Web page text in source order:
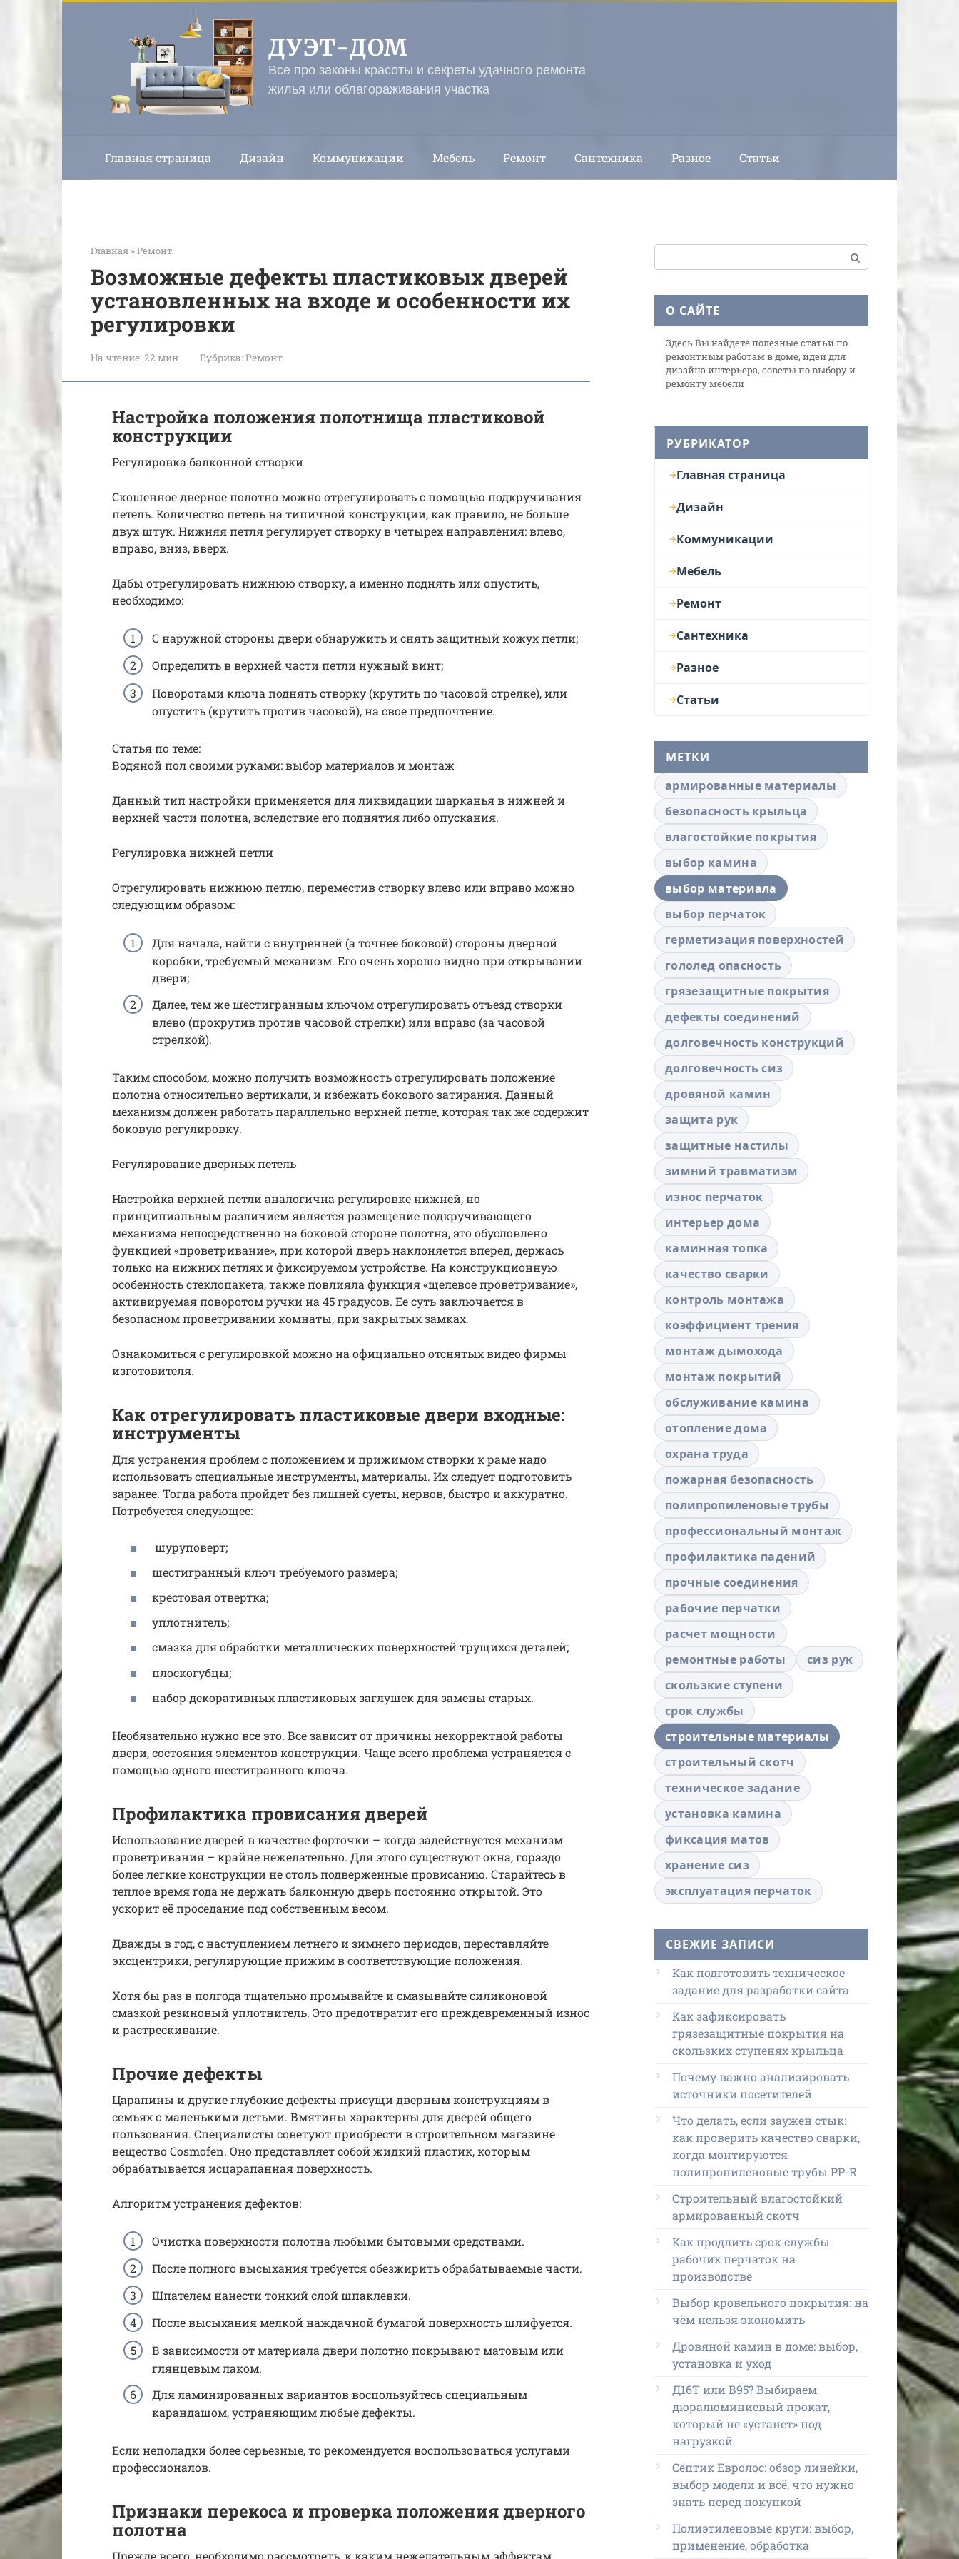
ДУЭТ-ДОМ
Все про законы красоты и секреты удачного ремонта
жилья или облагораживания участка
Главная страница Дизайн Коммуникации Мебель Ремонт Сантехника Разное Статьи
Главная »Ремонт
Возможные дефекты пластиковых дверей
установленных на входе и особенности их
регулировки
На чтение:22 мин Рубрика:Ремонт
Настройка положения полотнища пластиковой
конструкции
Регулировка балконной створки
Скошенное дверное полотно можно отрегулировать с помощью подкручивания
петель. Количество петель на типичной конструкции, как правило, не больше
двух штук. Нижняя петля регулирует створку в четырех направления: влево,
вправо, вниз, вверх.
Дабы отрегулировать нижнюю створку, а именно поднять или опустить,
необходимо:
С наружной стороны двери обнаружить и снять защитный кожух петли;
Определить в верхней части петли нужный винт;
Поворотами ключа поднять створку (крутить по часовой стрелке), или
опустить (крутить против часовой), на свое предпочтение.
Статья по теме:
Водяной пол своими руками: выбор материалов и монтаж
Данный тип настройки применяется для ликвидации шарканья в нижней и
верхней части полотна, вследствие его поднятия либо опускания.
Регулировка нижней петли
Отрегулировать нижнюю петлю, переместив створку влево или вправо можно
следующим образом:
Для начала, найти с внутренней (а точнее боковой) стороны дверной
коробки, требуемый механизм. Его очень хорошо видно при открывании
двери;
Далее, тем же шестигранным ключом отрегулировать отъезд створки
влево (прокрутив против часовой стрелки) или вправо (за часовой
стрелкой).
Таким способом, можно получить возможность отрегулировать положение
полотна относительно вертикали, и избежать бокового затирания. Данный
механизм должен работать параллельно верхней петле, которая так же содержит
боковую регулировку.
Регулирование дверных петель
Настройка верхней петли аналогична регулировке нижней, но
принципиальным различием является размещение подкручивающего
механизма непосредственно на боковой стороне полотна, это обусловлено
функцией «проветривание», при которой дверь наклоняется вперед, держась
только на нижних петлях и фиксируемом устройстве. На конструкционную
особенность стеклопакета, также повлияла функция «щелевое проветривание»,
активируемая поворотом ручки на 45 градусов. Ее суть заключается в
безопасном проветривании комнаты, при закрытых замках.
Ознакомиться с регулировкой можно на официально отснятых видео фирмы
изготовителя.
Как отрегулировать пластиковые двери входные:
инструменты
Для устранения проблем с положением и прижимом створки к раме надо
использовать специальные инструменты, материалы. Их следует подготовить
заранее. Тогда работа пройдет без лишней суеты, нервов, быстро и аккуратно.
Потребуется следующее:
шуруповерт;
шестигранный ключ требуемого размера;
крестовая отвертка;
уплотнитель;
смазка для обработки металлических поверхностей трущихся деталей;
плоскогубцы;
набор декоративных пластиковых заглушек для замены старых.
Необязательно нужно все это. Все зависит от причины некорректной работы
двери, состояния элементов конструкции. Чаще всего проблема устраняется с
помощью одного шестигранного ключа.
Профилактика провисания дверей
Использование дверей в качестве форточки – когда задействуется механизм
проветривания – крайне нежелательно. Для этого существуют окна, гораздо
более легкие конструкции не столь подверженные провисанию. Старайтесь в
теплое время года не держать балконную дверь постоянно открытой. Это
ускорит её проседание под собственным весом.
Дважды в год, с наступлением летнего и зимнего периодов, переставляйте
эксцентрики, регулирующие прижим в соответствующие положения.
Хотя бы раз в полгода тщательно промывайте и смазывайте силиконовой
смазкой резиновый уплотнитель. Это предотвратит его преждевременный износ
и растрескивание.
Прочие дефекты
Царапины и другие глубокие дефекты присущи дверным конструкциям в
семьях с маленькими детьми. Вмятины характерны для дверей общего
пользования. Специалисты советуют приобрести в строительном магазине
вещество Cosmofen. Оно представляет собой жидкий пластик, которым
обрабатывается исцарапанная поверхность.
Алгоритм устранения дефектов:
Очистка поверхности полотна любыми бытовыми средствами.
После полного высыхания требуется обезжирить обрабатываемые части.
Шпателем нанести тонкий слой шпаклевки.
После высыхания мелкой наждачной бумагой поверхность шлифуется.
В зависимости от материала двери полотно покрывают матовым или
глянцевым лаком.
Для ламинированных вариантов воспользуйтесь специальным
карандашом, устраняющим любые дефекты.
Если неполадки более серьезные, то рекомендуется воспользоваться услугами
профессионалов.
Признаки перекоса и проверка положения дверного
полотна
Прежде всего, необходимо рассмотреть, к каким нежелательным эффектам
О САЙТЕ
Здесь Вы найдете полезные статьи по
ремонтным работам в доме, идеи для
дизайна интерьера, советы по выбору и
ремонту мебели
РУБРИКАТОР
Главная страница
Дизайн
Коммуникации
Мебель
Ремонт
Сантехника
Разное
Статьи
МЕТКИ
армированные материалы
безопасность крыльца
влагостойкие покрытия
выбор камина
выбор материала
выбор перчаток
герметизация поверхностей
гололед опасность
грязезащитные покрытия
дефекты соединений
долговечность конструкций
долговечность сиз
дровяной камин
защита рук
защитные настилы
зимний травматизм
износ перчаток
интерьер дома
каминная топка
качество сварки
контроль монтажа
коэффициент трения
монтаж дымохода
монтаж покрытий
обслуживание камина
отопление дома
охрана труда
пожарная безопасность
полипропиленовые трубы
профессиональный монтаж
профилактика падений
прочные соединения
рабочие перчатки
расчет мощности
ремонтные работы
сиз рук
скользкие ступени
срок службы
строительные материалы
строительный скотч
техническое задание
установка камина
фиксация матов
хранение сиз
эксплуатация перчаток
СВЕЖИЕ ЗАПИСИ
Как подготовить техническое
задание для разработки сайта
Как зафиксировать
грязезащитные покрытия на
скользких ступенях крыльца
Почему важно анализировать
источники посетителей
Что делать, если заужен стык:
как проверить качество сварки,
когда монтируются
полипропиленовые трубы PP-R
Строительный влагостойкий
армированный скотч
Как продлить срок службы
рабочих перчаток на
производстве
Выбор кровельного покрытия: на
чём нельзя экономить
Дровяной камин в доме: выбор,
установка и уход
Д16Т или В95? Выбираем
дюралюминиевый прокат,
который не «устанет» под
нагрузкой
Септик Евролос: обзор линейки,
выбор модели и всё, что нужно
знать перед покупкой
Полиэтиленовые круги: выбор,
применение, обработка